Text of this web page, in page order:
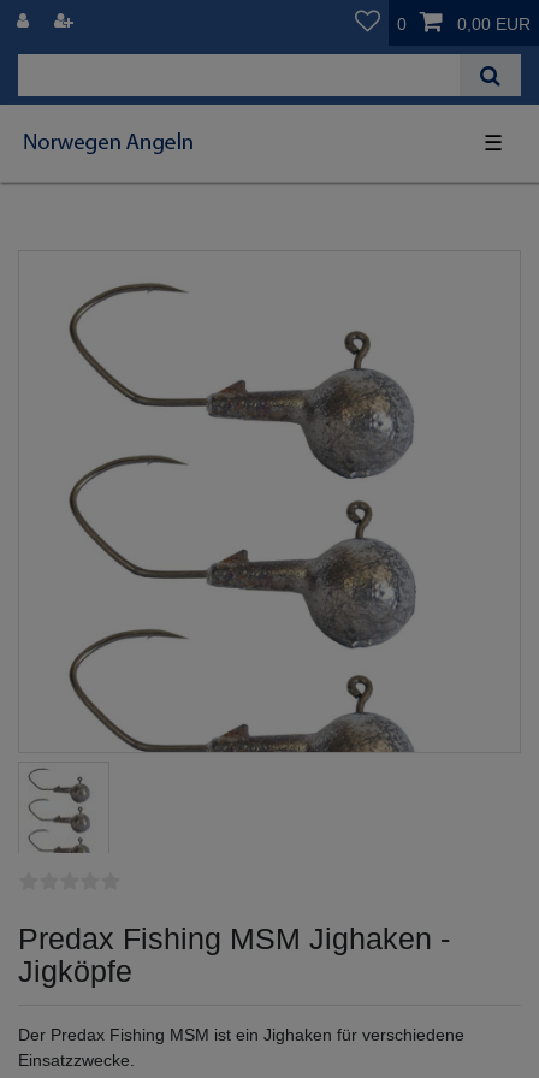
0 0,00 EUR
☰
Predax Fishing MSM Jighaken -
Jigköpfe
Der Predax Fishing MSM ist ein Jighaken für verschiedene
Einsatzzwecke.